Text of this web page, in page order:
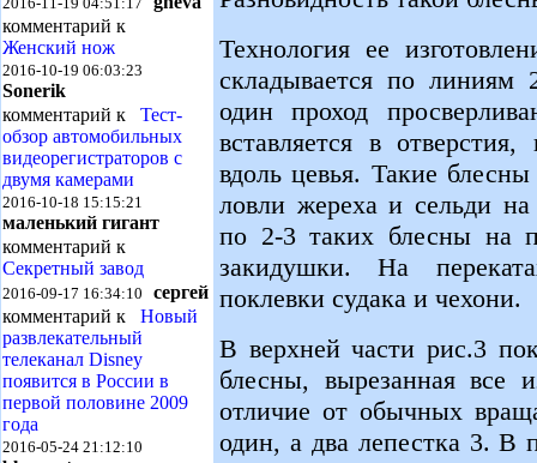
комментарий к
Женский нож
2016-10-19 06:03:23
Sonerik
комментарий к Тест-
обзор автомобильных
видеорегистраторов с
двумя камерами
2016-10-18 15:15:21
маленький гигант
комментарий к
Секретный завод
2016-09-17 16:34:10 сергей
комментарий к Новый
развлекательный
телеканал Disney
появится в России в
первой половине 2009
года
2016-05-24 21:12:10
Технология ее
складывается по
один проход
вставляется в
вдоль цевья. Такие
ловли жереха и сельди
по 2-3 таких блесны на
закидушки. На
поклевки судака и чехони.
В верхней части рис.3
блесны, вырезанная
отличие от обычных
один, а два лепестка 3. В